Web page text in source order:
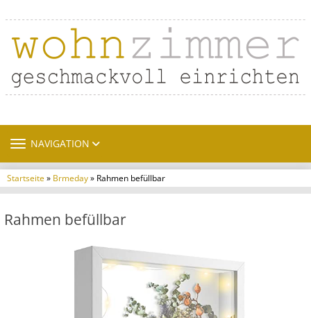
TOGGLE NAVIGATION
NAVIGATION
Startseite» Brmeday» Rahmen befüllbar
Rahmen befüllbar